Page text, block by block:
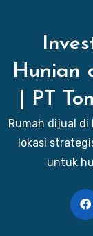
Hunian
| PT
Rumah dijual
lokasi
untuk